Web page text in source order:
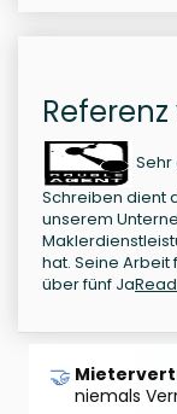
Schreiben dient
unserem
hat. Seine Arbeit
über fünf Ja
🤝
niemals